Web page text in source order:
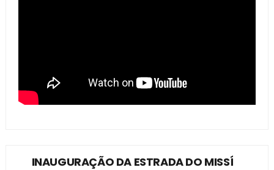
INAUGURAÇÃO DA ESTRADA DO MISSÍ